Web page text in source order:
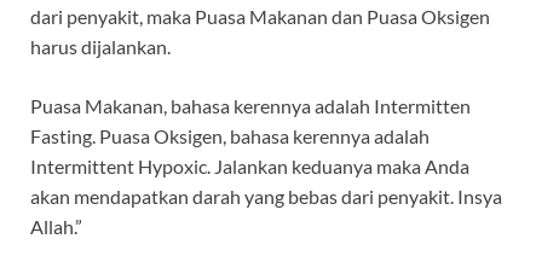
dari penyakit, maka Puasa Makanan dan Puasa Oksigen
harus dijalankan.
Puasa Makanan, bahasa kerennya adalah Intermitten
Fasting. Puasa Oksigen, bahasa kerennya adalah
Intermittent Hypoxic. Jalankan keduanya maka Anda
akan mendapatkan darah yang bebas dari penyakit. Insya
Allah.”